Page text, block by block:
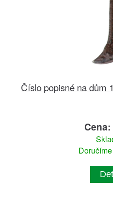
Číslo popisné na dům